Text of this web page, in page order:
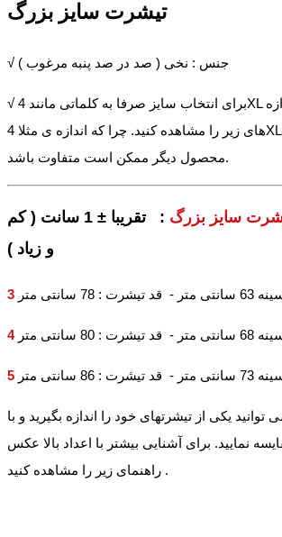
تیشرت سایز بزرگ
√ برای انتخاب سایز صرفا به کلماتی مانند 4XL اکتفا نکنید بلکه اندازه
های زیر را مشاهده کنید. چرا که اندازه ی مثلا 4XL یک محصول با
محصول دیگر ممکن است متفاوت باشد.
سایز بزرگ
: تقریبا ± 1 سانت ( کم
: 78 سانتی متر
: 80 سانتی متر
: 86 سانتی متر
یکی از تیشرتهای خود را اندازه بگیرید و با
نمایید. برای آشنایی بیشتر با اعداد بالا عکس
راهنمای زیر را مشاهده کنید .